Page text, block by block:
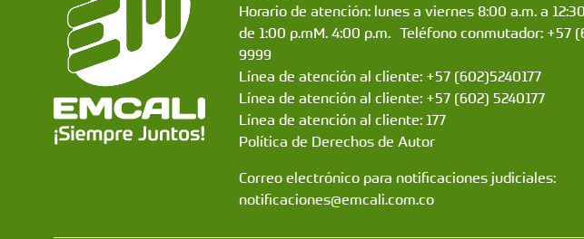
Horario de atención: lunes a viernes 8:00 a.m. a
de 1:00 p.mM. 4:00 p.m. Teléfono conmutador: +57
9999
Línea de atención al cliente: +57 (602)5240177
Línea de atención al cliente: +57 (602) 5240177
Línea de atención al cliente: 177
Política de Derechos de Autor
Correo electrónico para notificaciones judiciales:
notificaciones@emcali.com.co